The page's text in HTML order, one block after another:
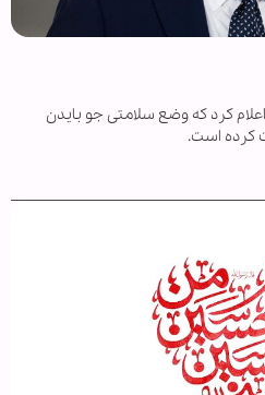
کرد که وضع سلامتی جو بایدن
کرده است.